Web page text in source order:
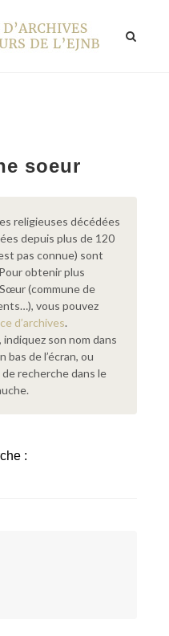
soeur
religieuses décédées
depuis plus de 120
pas connue) sont
obtenir plus
(commune de
vous pouvez
d’archives.
son nom dans
bas de l’écran, ou
recherche dans le
: